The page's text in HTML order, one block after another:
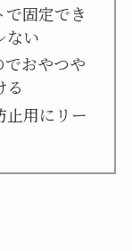
固定でき
ない
おやつや
る
止用にリー